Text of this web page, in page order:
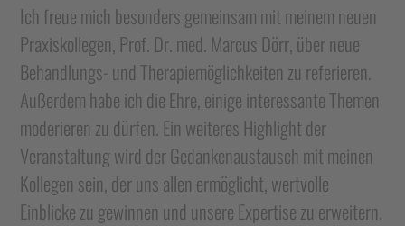
Ich freue mich besonders gemeinsam mit meinem neuen
Praxiskollegen, Prof. Dr. med. Marcus Dörr, über neue
Behandlungs- und Therapiemöglichkeiten zu referieren.
Außerdem habe ich die Ehre, einige interessante Themen
moderieren zu dürfen. Ein weiteres Highlight der
Veranstaltung wird der Gedankenaustausch mit meinen
Kollegen sein, der uns allen ermöglicht, wertvolle
Einblicke zu gewinnen und unsere Expertise zu erweitern.